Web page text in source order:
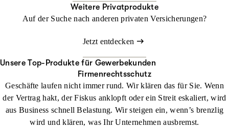
Weitere Privatprodukte
Auf der Suche nach anderen privaten Versicherungen?
Jetzt entdecken
Unsere Top-Produkte für Gewerbekunden
Firmenrechtsschutz
Geschäfte laufen nicht immer rund. Wir klären das für Sie. Wenn
der Vertrag hakt, der Fiskus anklopft oder ein Streit eskaliert, wird
aus Business schnell Belastung. Wir steigen ein, wenn’s brenzlig
wird und klären, was Ihr Unternehmen ausbremst.